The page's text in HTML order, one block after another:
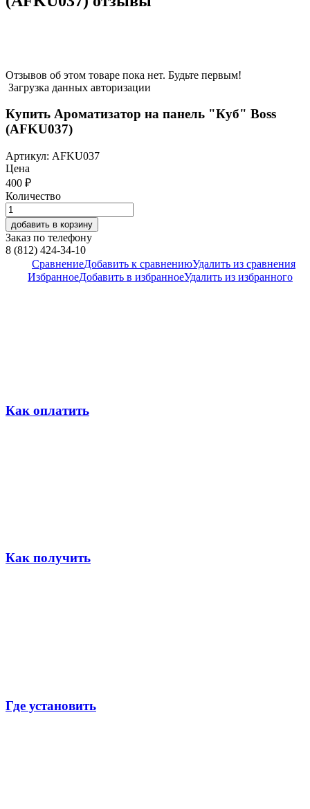
Отзывов об этом товаре пока нет. Будьте первым!
Загрузка данных авторизации
Купить Ароматизатор на панель "Куб" Boss
(AFKU037)
Артикул: AFKU037
Цена
400 ₽
Количество
добавить в корзину
Заказ по телефону
8 (812) 424-34-10
СравнениеДобавить к сравнениюУдалить из сравнения
ИзбранноеДобавить в избранноеУдалить из избранного
Как оплатить
Как получить
Где установить